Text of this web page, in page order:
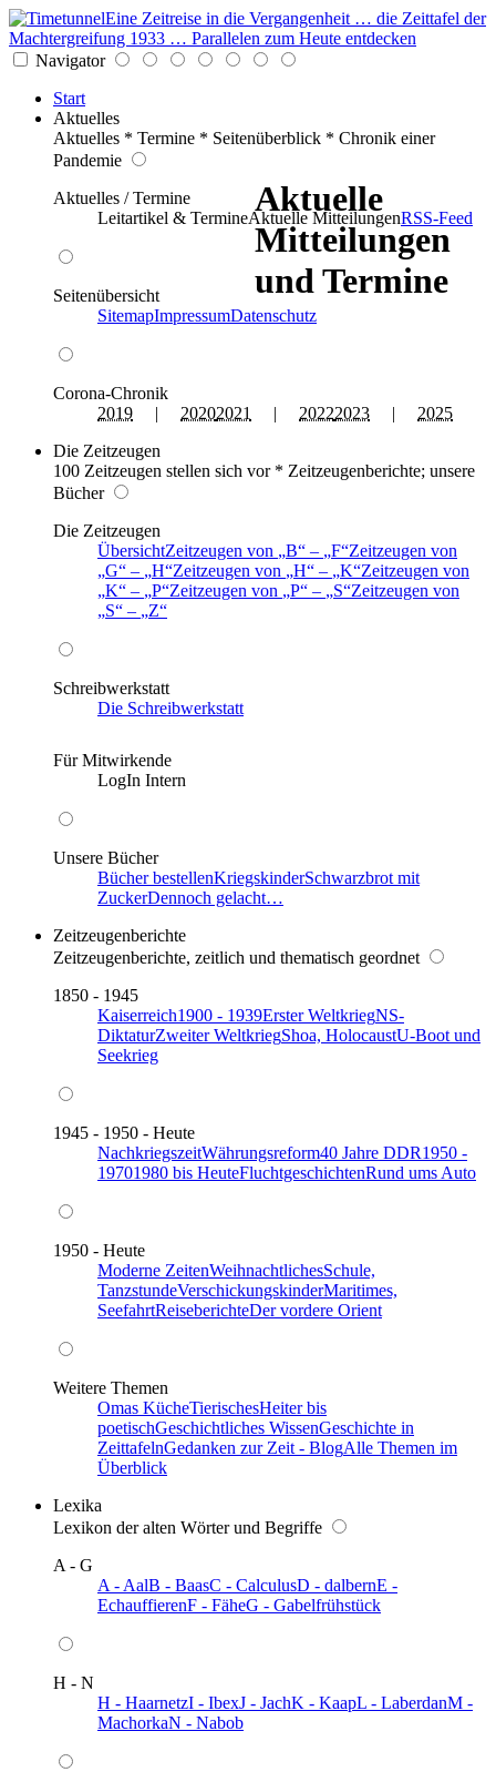
Eine Zeitreise in die Vergangenheit … die Zeittafel der
Machtergreifung 1933 … Parallelen zum Heute entdecken
Navigator
Start
Aktuelles
Aktuelles * Termine * Seitenüberblick * Chronik einer
Pandemie
Aktuelles / Termine
Leitartikel & TermineAktuelle MitteilungenRSS-Feed
Seitenübersicht
SitemapImpressumDatenschutz
Corona-Chronik
2019 | 20202021 | 20222023 | 2025
Die Zeitzeugen
100 Zeitzeugen stellen sich vor * Zeitzeugenberichte; unsere
Bücher
Die Zeitzeugen
ÜbersichtZeitzeugen von B – F Zeitzeugen von
G
– H Zeitzeugen von H – K Zeitzeugen von
K
– P Zeitzeugen von P – S Zeitzeugen von
S
– Z
Schreibwerkstatt
Die Schreibwerkstatt
Für Mitwirkende
LogIn Intern
Unsere Bücher
Bücher bestellenKriegskinderSchwarzbrot mit
ZuckerDennoch gelacht…
Zeitzeugenberichte
Zeitzeugenberichte, zeitlich und thematisch geordnet
1850 - 1945
Kaiserreich1900 - 1939Erster WeltkriegNS-
DiktaturZweiter WeltkriegShoa, HolocaustU-Boot und
Seekrieg
1945 - 1950 - Heute
NachkriegszeitWährungsreform40 Jahre DDR1950 -
19701980 bis HeuteFluchtgeschichtenRund ums Auto
1950 - Heute
Moderne ZeitenWeihnachtlichesSchule,
TanzstundeVerschickungskinderMaritimes,
SeefahrtReiseberichteDer vordere Orient
Weitere Themen
Omas KücheTierischesHeiter bis
poetischGeschichtliches WissenGeschichte in
ZeittafelnGedanken zur Zeit - BlogAlle Themen im
Überblick
Lexika
Lexikon der alten Wörter und Begriffe
A - G
A - AalB - BaasC - CalculusD - dalbernE -
EchauffierenF - FäheG - Gabelfrühstück
H - N
H - HaarnetzI - IbexJ - JachK - KaapL - LaberdanM -
MachorkaN - Nabob
Aktuelle
Mitteilungen
und Termine